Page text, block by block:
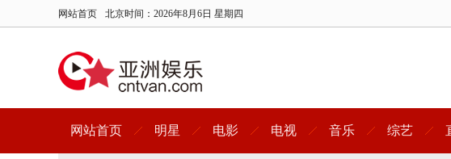
网站首页 北京时间： 2026年8月6日 星期四
网站首页 明星 电影 电视 音乐 综艺